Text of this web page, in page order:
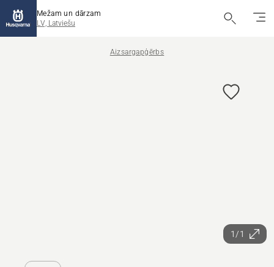
Mežam un dārzam
LV, Latviešu
Aizsargapģērbs
1/1